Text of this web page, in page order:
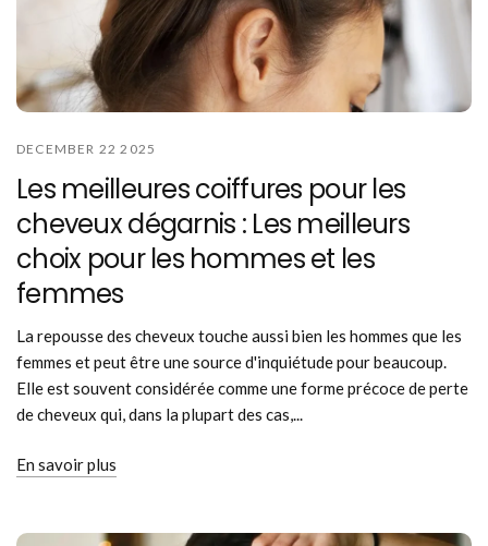
DECEMBER 22 2025
Les meilleures coiffures pour les
cheveux dégarnis : Les meilleurs
choix pour les hommes et les
femmes
La repousse des cheveux touche aussi bien les hommes que les
femmes et peut être une source d'inquiétude pour beaucoup.
Elle est souvent considérée comme une forme précoce de perte
de cheveux qui, dans la plupart des cas,...
En savoir plus